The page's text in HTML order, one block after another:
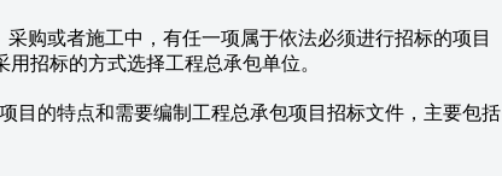
或者施工中，有任一项属于依法必须进行招标的项目
招标的方式选择工程总承包单位。
的特点和需要编制工程总承包项目招标文件，主要包括